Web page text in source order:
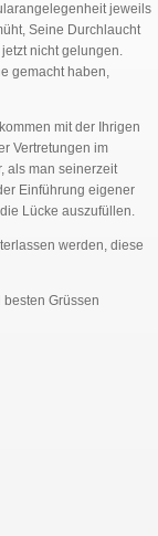
jeweils
Seine Durchlaucht
nicht gelungen.
gemacht haben,
mit der Ihrigen
Vertretungen im
als man seinerzeit
Einführung eigener
Lücke auszufüllen.
werden, diese
Grüssen